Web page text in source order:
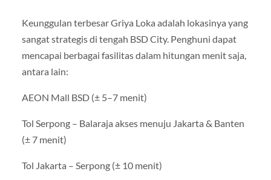
Keunggulan terbesar Griya Loka adalah lokasinya yang
sangat strategis di tengah BSD City. Penghuni dapat
mencapai berbagai fasilitas dalam hitungan menit saja,
antara lain:
AEON Mall BSD (± 5–7 menit)
Tol Serpong – Balaraja akses menuju Jakarta & Banten
(± 7 menit)
Tol Jakarta – Serpong (± 10 menit)